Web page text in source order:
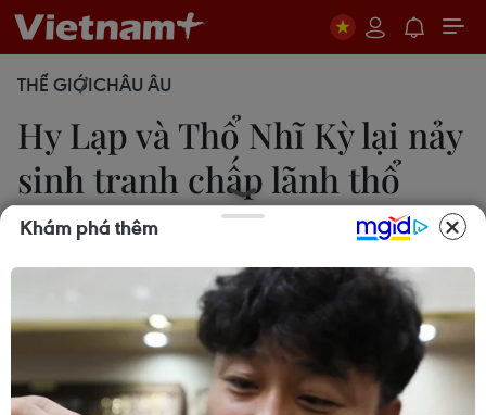
THẾ GIỚICHÂU ÂU
Hy Lạp và Thổ Nhĩ Kỳ lại nảy
sinh tranh chấp lãnh thổ
mới
Hy Lạp tuyên bố sẵn sàng cho chiến tranh sau khi
có thông tin rằng binh sỹ và cảnh sát đặc nhiệm
Thổ Nhĩ Kỳ đã chiếm giữ một khoảng đất trên biên
Khám phá thêm